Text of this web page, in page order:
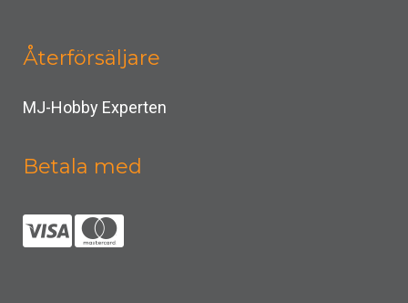
Återförsäljare
MJ-Hobby Experten
Betala med